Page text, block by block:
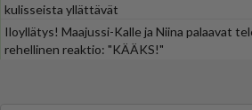
kulisseista yllättävät
Iloyllätys! Maajussi-Kalle ja Niina palaavat
rehellinen reaktio: "KÄÄKS!"